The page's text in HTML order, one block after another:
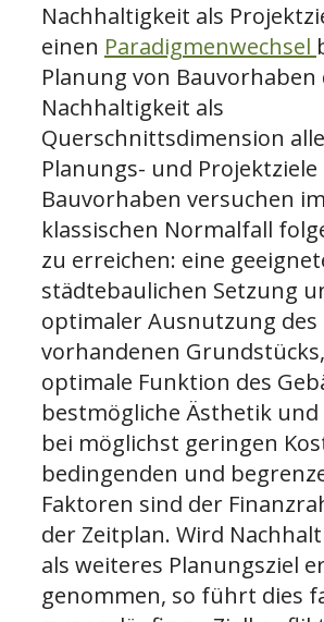
Nachhaltigkeit als
einen Paradigmenwechsel
Planung von Bauvorhaben
Nachhaltigkeit als
Querschnittsdimension
Planungs- und
Bauvorhaben versuchen im
klassischen Normalfall
zu erreichen: eine
städtebaulichen Setzung
optimaler Ausnutzung des
vorhandenen
optimale Funktion des
bestmögliche Ästhetik und
bei möglichst geringen
bedingenden und
Faktoren sind der
der Zeitplan. Wird
als weiteres Planungsziel
genommen, so führt dies